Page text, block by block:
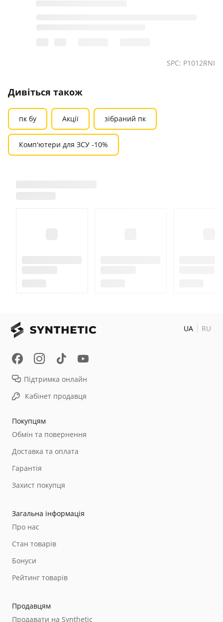
SPC: P1012RNI
Дивіться також
пк бу Акції зібраний пк
Комп'ютери для ЗСУ -10%
Покупцям
Обмін та повернення
Доставка та оплата
Гарантія
Захист покупця
Загальна інформація
Про нас
Стан товарів
Бонуси
Рейтинг товарів
Продавцям
Продавати на Synthetic
Підтримка онлайн
Кабінет продавця
UA RU